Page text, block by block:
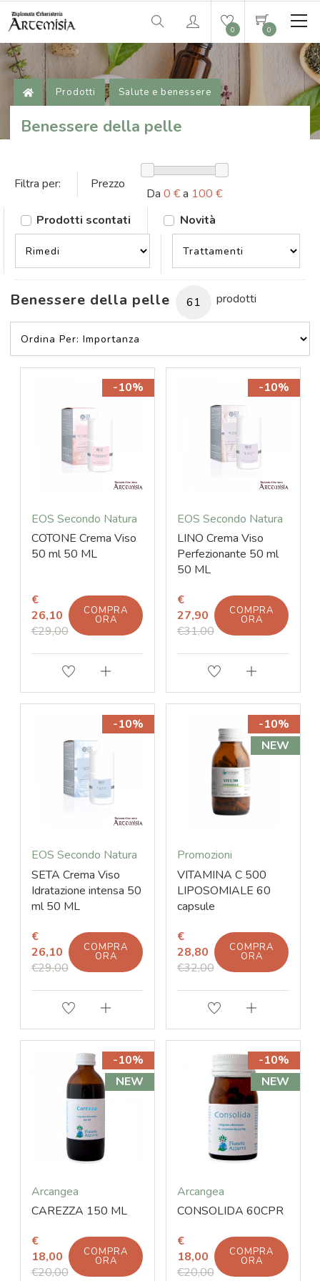
0 0
Prodotti Salute e benessere
Benessere della pelle
Filtra per: Prezzo
Da0 €a 100 €
Prodotti scontati
Novità
Benessere della pelle 61 prodotti
-10%
EOS Secondo Natura
COTONE Crema Viso
50 ml 50 ML
€
26,10
€29,00
COMPRA
ORA
-10%
EOS Secondo Natura
LINO Crema Viso
Perfezionante 50 ml
50 ML
€
27,90
€31,00
COMPRA
ORA
-10%
EOS Secondo Natura
SETA Crema Viso
Idratazione intensa 50
ml 50 ML
€
26,10
€29,00
COMPRA
ORA
-10%
NEW
Promozioni
VITAMINA C 500
LIPOSOMIALE 60
capsule
€
28,80
€32,00
COMPRA
ORA
-10%
NEW
Arcangea
CAREZZA 150 ML
€
18,00
€20,00
COMPRA
ORA
-10%
NEW
Arcangea
CONSOLIDA 60CPR
€
18,00
€20,00
COMPRA
ORA